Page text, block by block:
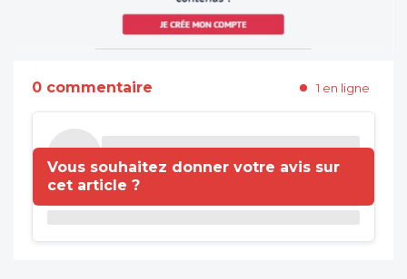
0 commentaire 1 en ligne
Vous souhaitez donner votre avis sur
cet article ?